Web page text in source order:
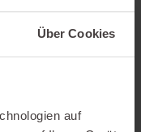
Über Cookies
auf